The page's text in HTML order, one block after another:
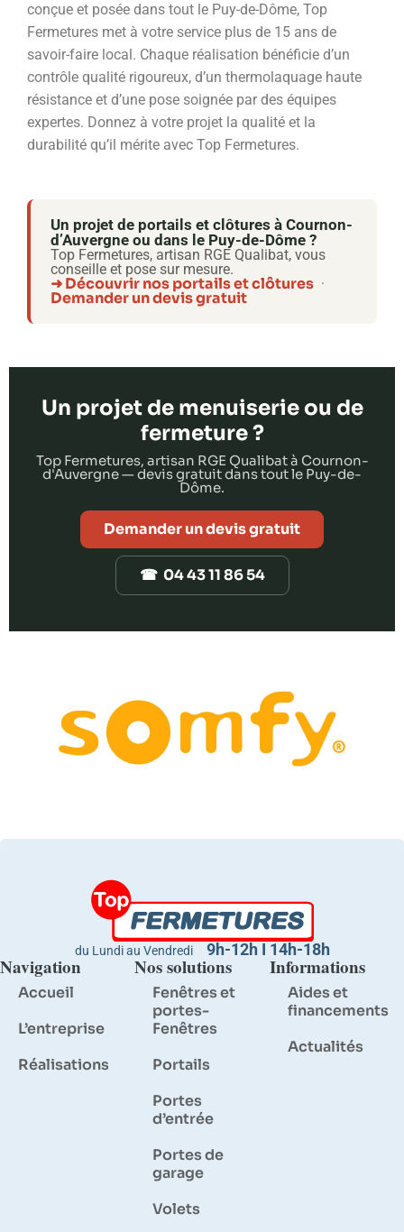
conçue et posée dans tout le Puy-de-Dôme, Top
Fermetures met à votre service plus de 15 ans de
savoir-faire local. Chaque réalisation bénéficie d’un
contrôle qualité rigoureux, d’un thermolaquage haute
résistance et d’une pose soignée par des équipes
expertes. Donnez à votre projet la qualité et la
durabilité qu’il mérite avec Top Fermetures.
Un projet de portails et clôtures à Cournon-
d’Auvergne ou dans le Puy-de-Dôme ?
Top Fermetures, artisan RGE Qualibat, vous
conseille et pose sur mesure.
➜ Découvrir nos portails et clôtures ·
Demander un devis gratuit
Un projet de menuiserie ou de
fermeture ?
Top Fermetures, artisan RGE Qualibat à Cournon-
d'Auvergne — devis gratuit dans tout le Puy-de-
Dôme.
Demander un devis gratuit
☎ 04 43 11 86 54
du Lundi au Vendredi 9h-12h I 14h-18h
Navigation
Accueil
L’entreprise
Réalisations
Nos solutions
Fenêtres et
portes-
Fenêtres
Portails
Portes
d’entrée
Portes de
garage
Volets
Informations
Aides et
financements
Actualités